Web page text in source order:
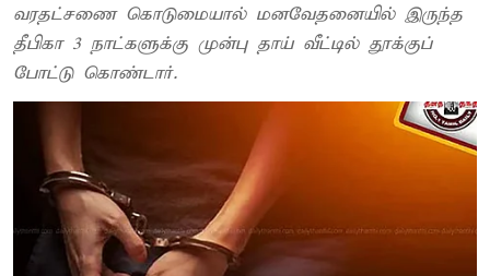
வரதட்சணை கொடுமையால் மனவேதனையில் இருந்த
தீபிகா 3 நாட்களுக்கு முன்பு தாய் வீட்டில் தூக்குப்
போட்டு கொண்டார்.